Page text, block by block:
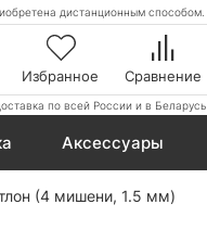
дистанционным способом.
Избранное Сравнение
по всей России и в Беларусь
Аксессуары
(4 мишени, 1.5 мм)